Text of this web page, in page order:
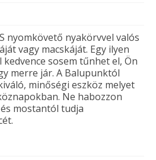
nyomkövető nyakörvvel valós
vagy macskáját. Egy ilyen
sosem tűnhet el, Ön
merre jár. A Balupunktól
minőségi eszköz melyet
Ne habozzon
mostantól tudja